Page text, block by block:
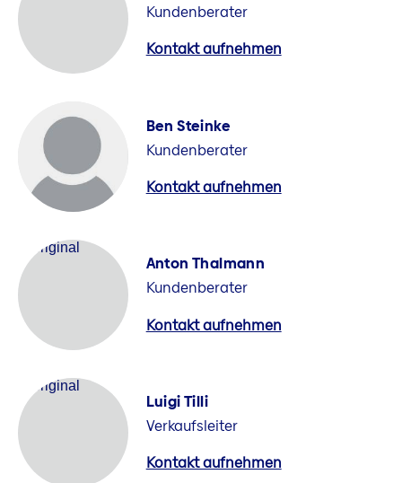
Kundenberater
Kontakt aufnehmen
Ben Steinke
Kundenberater
Kontakt aufnehmen
Anton Thalmann
Kundenberater
Kontakt aufnehmen
Luigi Tilli
Verkaufsleiter
Kontakt aufnehmen